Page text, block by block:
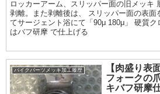
ロッカーアーム、スリッパー面の旧メッキ
剥離。また剥離後は、 スリッパー面の表面
てサージェント浴にて「90μ 180μ」 硬質
はバフ研摩 で仕上げる
バイクパーツメッキ加工履歴
【肉盛り表
フォークの
キバフ研摩